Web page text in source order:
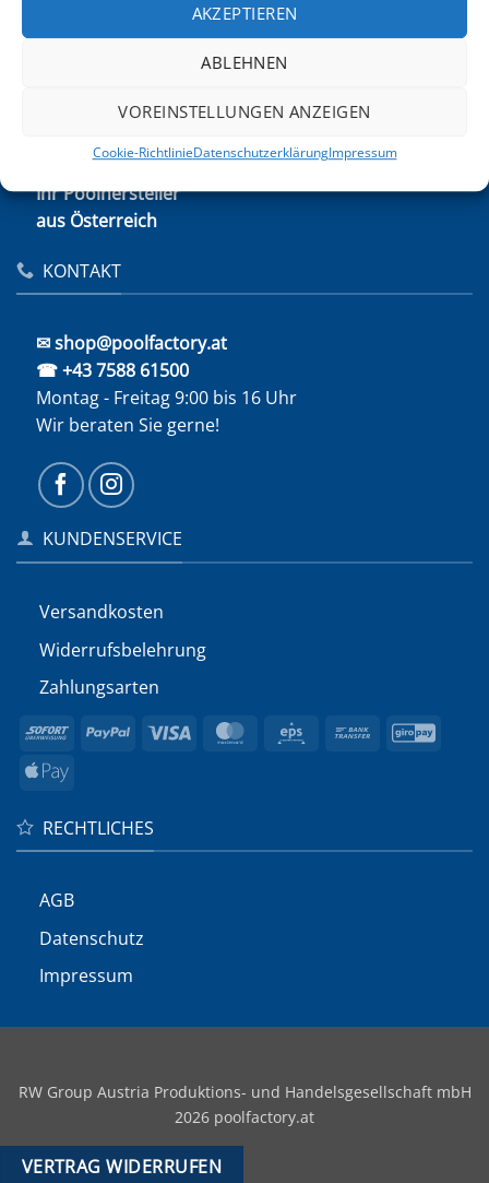
AKZEPTIEREN
ABLEHNEN
VOREINSTELLUNGEN ANZEIGEN
Cookie-RichtlinieDatenschutzerklärungImpressum
Passend fürEinbauskimmer Mini
POOLFACTORY.AT
Ihr Poolhersteller
aus Österreich
KONTAKT
✉ shop@poolfactory.at
☎ +43 7588 61500
Montag - Freitag 9:00 bis 16 Uhr
Wir beraten Sie gerne!
KUNDENSERVICE
Versandkosten
Widerrufs­belehrung
Zahlungsarten
Sofort PayPal Visa MasterCard
Eps
Bank
Apple
RECHTLICHES
AGB
Datenschutz
Impressum
RW Group Austria Produktions- und Handelsgesellschaft mbH
2026 poolfactory.at
VERTRAG WIDERRUFEN